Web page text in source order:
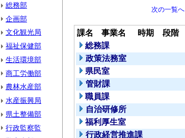
総務部
企画部
文化観光局
福祉保健部
生活環境部
商工労働部
農林水産部
水産振興局
県土整備部
行政監察監
次の一覧へ
課名 事業名 時期 段階
総務課
政策法務室
県民室
管財課
職員課
自治研修所
福利厚生室
行政経営推進課